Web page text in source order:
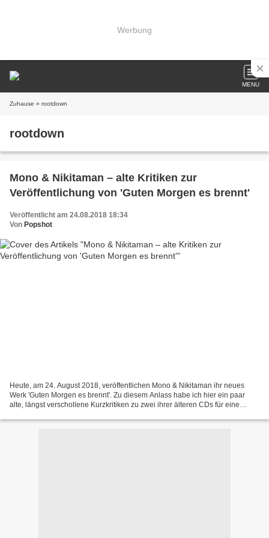
Werbung
MENU
Zuhause » rootdown
rootdown
Mono & Nikitaman – alte Kritiken zur
Veröffentlichung von 'Guten Morgen es brennt'
Veröffentlicht am 24.08.2018 18:34
Von Popshot
Heute, am 24. August 2018, veröffentlichen Mono & Nikitaman ihr neues
Werk 'Guten Morgen es brennt'. Zu diesem Anlass habe ich hier ein paar
alte, längst verschollene Kurzkritiken zu zwei ihrer älteren CDs für eine